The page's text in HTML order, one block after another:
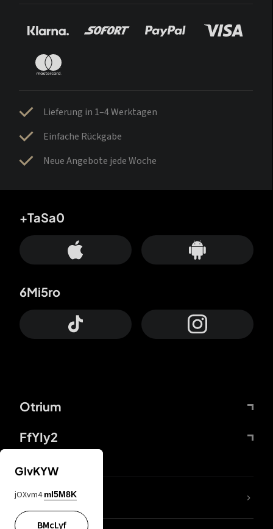
Lieferung in 1–4 Werktagen
Einfache Rückgabe
Neue Angebote jede Woche
Otrium
FfYIy2
+TaSa0
6Mi5ro
DDcvSo
GIvKYW
jOXvm4 mI5M8K
BMcLyf